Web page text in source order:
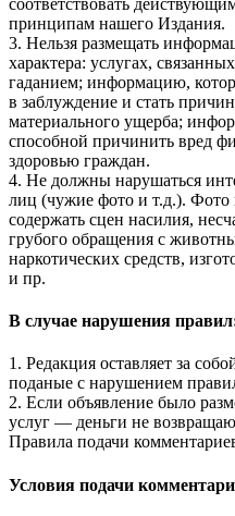
принципам нашего Издания.
3. Нельзя размещать
характера: услугах,
гаданием; информацию,
в заблуждение и стать
материального ущерба;
способной причинить вред
здоровью граждан.
4. Не должны нарушаться
лиц (чужие фото и т.д.).
содержать сцен насилия,
грубого обращения с
наркотических средств,
и пр.
В случае нарушения
1. Редакция оставляет за
поданые с нарушением
2. Если объявление было
услуг — деньги не
Правила подачи
Условия подачи